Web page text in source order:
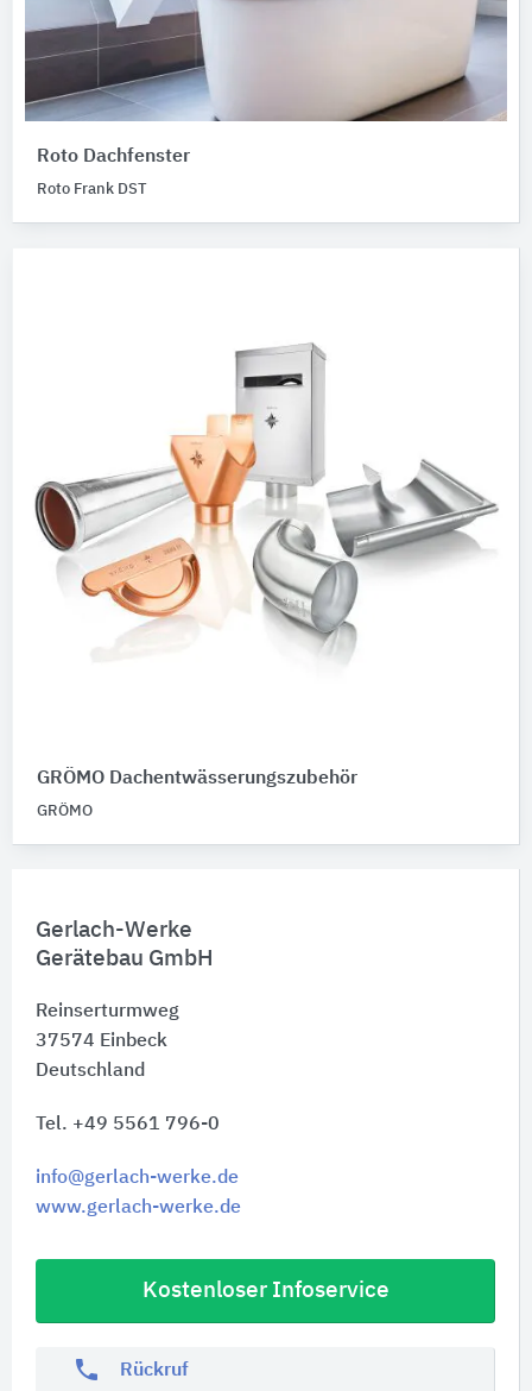
Gerlach-Werke
Gerätebau GmbH
Reinserturmweg
37574 Einbeck
Deutschland
Tel. +49 5561 796-0
info@gerlach-werke.de
www.gerlach-werke.de
Kostenloser Infoservice
phone Rückruf
Roto Dachfenster
Roto Frank DST
GRÖMO Dachentwässerungszubehör
GRÖMO